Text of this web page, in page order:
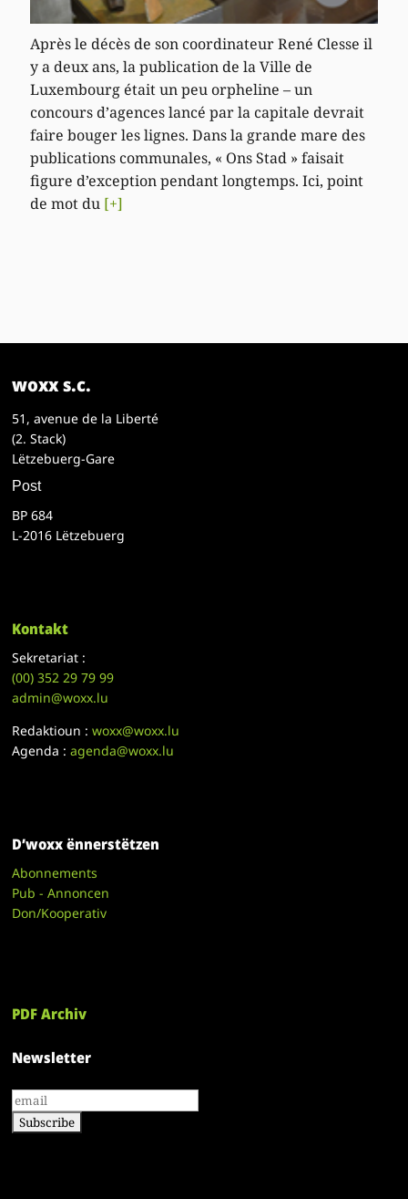
Après le décès de son coordinateur René Clesse il
y a deux ans, la publication de la Ville de
Luxembourg était un peu orpheline – un
concours d’agences lancé par la capitale devrait
faire bouger les lignes. Dans la grande mare des
publications communales, « Ons Stad » faisait
figure d’exception pendant longtemps. Ici, point
de mot du [+]
woxx s.c.
51, avenue de la Liberté
(2. Stack)
Lëtzebuerg-Gare
Post
BP 684
L-2016 Lëtzebuerg
Kontakt
Sekretariat :
(00)352 29 79 99
admin@woxx.lu
Redaktioun :woxx@woxx.lu
Agenda :agenda@woxx.lu
D’woxx ënnerstëtzen
Abonnements
Pub - Annoncen
Don/Kooperativ
PDF Archiv
Newsletter